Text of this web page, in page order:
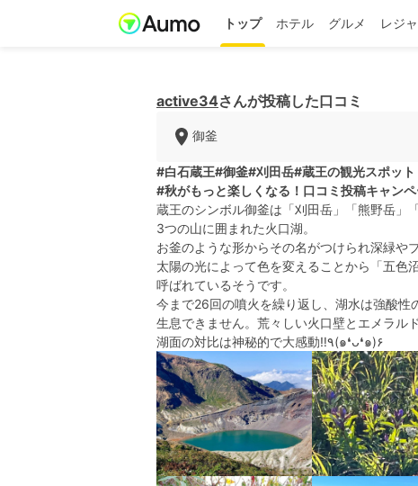
トップ ホテル グルメ レジ
active34さんが投稿した口コミ
御釜
#白石蔵王#御釜#刈田岳#蔵王の観光スポット
#秋がもっと楽しくなる！口コミ投稿キャン
蔵王のシンボル御釜は「刈田岳」「熊野岳」
3つの山に囲まれた火口湖。
お釜のような形からその名がつけられ深緑や
太陽の光によって色を変えることから「五色
呼ばれているそうです。
今まで26回の噴火を繰り返し、湖水は強酸性
生息できません。荒々しい火口壁とエメラル
湖面の対比は神秘的で大感動‼︎٩(๑❛ᴗ❛๑)۶